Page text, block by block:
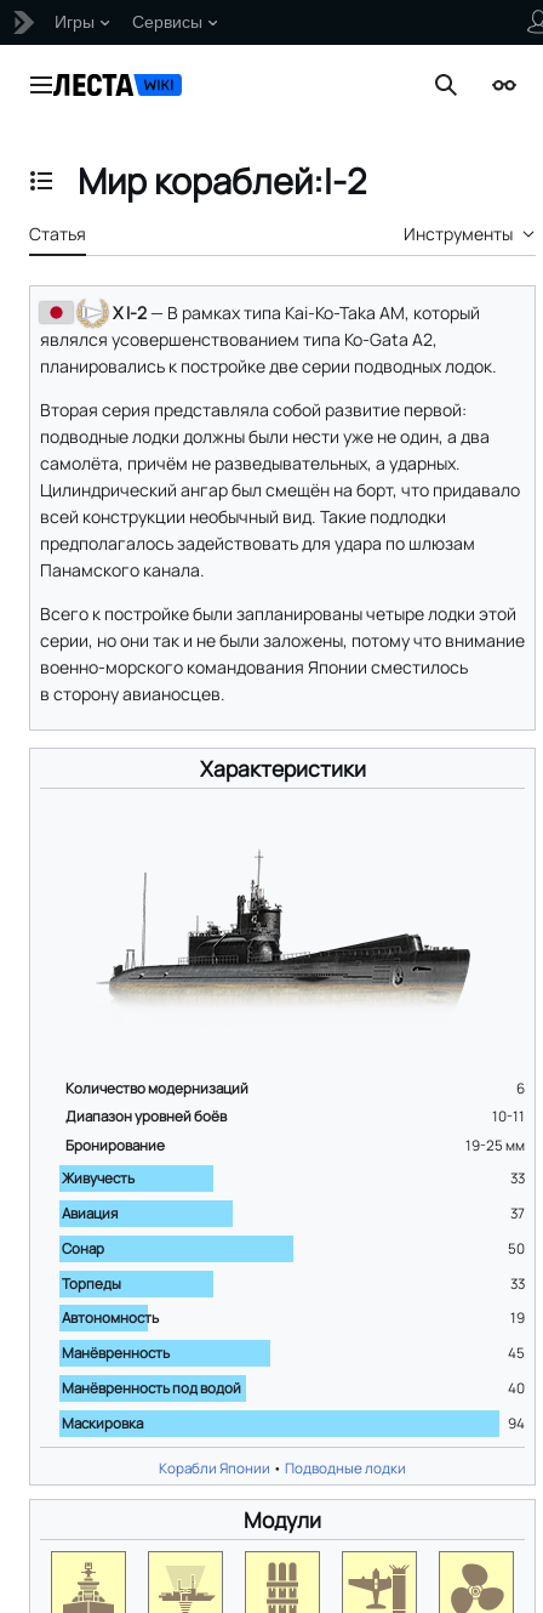
Игры Сервисы
Главное меню Поиск
Отобразить/Скрыть содержание
Мир кораблей:I-2
Статья Инструменты
X I-2— В рамках типа Kai-Ko-Taka AM, который
являлся усовершенствованием типа Ko-Gata А2,
планировались к постройке две серии подводных лодок.
Вторая серия представляла собой развитие первой:
подводные лодки должны были нести уже не один, а два
самолёта, причём не разведывательных, а ударных.
Цилиндрический ангар был смещён на борт, что придавало
всей конструкции необычный вид. Такие подлодки
предполагалось задействовать для удара по шлюзам
Панамского канала.
Всего к постройке были запланированы четыре лодки этой
серии, но они так и не были заложены, потому что внимание
военно-морского командования Японии сместилось
в сторону авианосцев.
Характеристики
Количество модернизаций
6
Диапазон уровней боёв
10-11
Бронирование
19-25мм
Живучесть
33
Авиация
37
Сонар
50
Торпеды
33
Автономность
19
Манёвренность
45
Манёвренность под водой
40
Маскировка
94
Корабли Японии • Подводные лодки
Модули